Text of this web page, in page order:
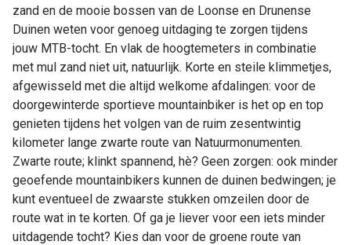
zand en de mooie bossen van de Loonse en Drunense
Duinen weten voor genoeg uitdaging te zorgen tijdens
jouw MTB-tocht. En vlak de hoogtemeters in combinatie
met mul zand niet uit, natuurlijk. Korte en steile klimmetjes,
afgewisseld met die altijd welkome afdalingen: voor de
doorgewinterde sportieve mountainbiker is het op en top
genieten tijdens het volgen van de ruim zesentwintig
kilometer lange zwarte route van Natuurmonumenten.
Zwarte route; klinkt spannend, hè? Geen zorgen: ook minder
geoefende mountainbikers kunnen de duinen bedwingen; je
kunt eventueel de zwaarste stukken omzeilen door de
route wat in te korten. Of ga je liever voor een iets minder
uitdagende tocht? Kies dan voor de groene route van